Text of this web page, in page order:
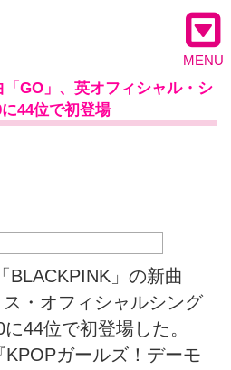
MENU
「GO」、英オフィシャル・シ
44位で初登場
BLACKPINK」の新曲
ス・オフィシャルシング
44位で初登場した。
ガールズ！デーモ